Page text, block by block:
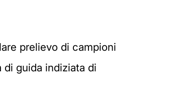
prelievo di campioni
guida indiziata di